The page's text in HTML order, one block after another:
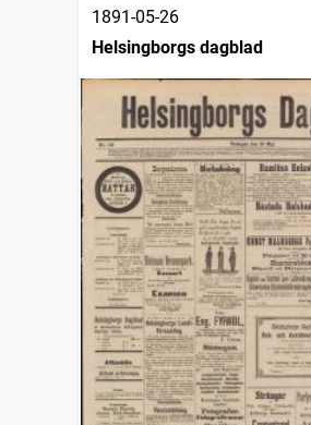
1891-05-26
Helsingborgs dagblad